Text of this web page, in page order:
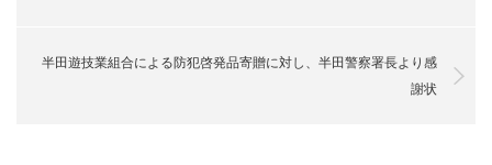
半田遊技業組合による防犯啓発品寄贈に対し、半田警察署長より感
謝状